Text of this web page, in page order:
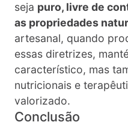
seja puro, livre de
as propriedades
artesanal, quando
essas diretrizes,
característico, mas
nutricionais e
valorizado.
Conclusão